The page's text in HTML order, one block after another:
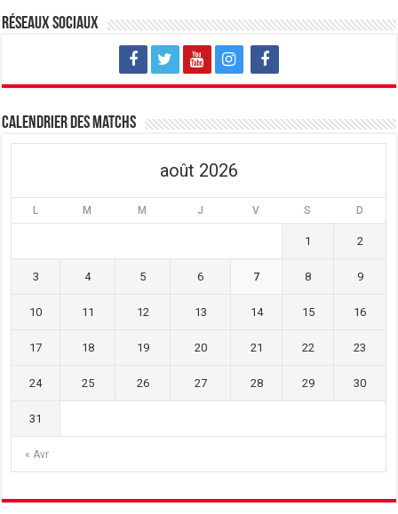
Réseaux sociaux
Calendrier des matchs
août 2026
L M M J V S D
« Avr
1 2
3 4 5 6 7 8 9
10 11 12 13 14 15 16
17 18 19 20 21 22 23
24 25 26 27 28 29 30
31